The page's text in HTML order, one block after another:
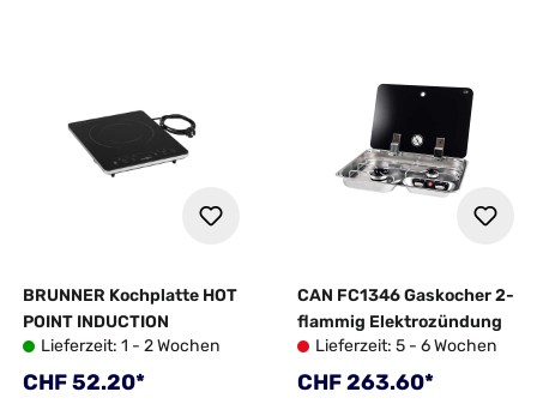
BRUNNER Kochplatte HOT
POINT INDUCTION
Lieferzeit: 1 - 2 Wochen
Regulärer Preis:
CHF 52.20*
CAN FC1346 Gaskocher 2-
flammig Elektrozündung
Lieferzeit: 5 - 6 Wochen
Regulärer Preis:
CHF 263.60*